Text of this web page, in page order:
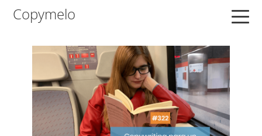
Saltar
principal
Saltar
contenido
Saltar
principal
Copymelo